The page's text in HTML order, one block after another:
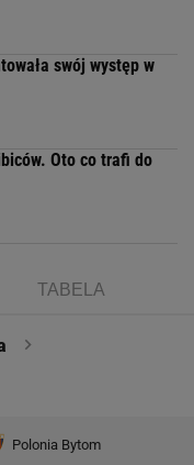
swój występ w
Oto co trafi do
TABELA
Polonia Bytom